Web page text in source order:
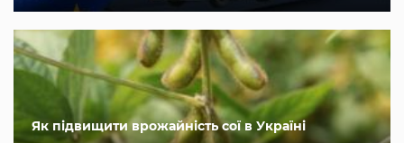
Як підвищити врожайність сої в Україні